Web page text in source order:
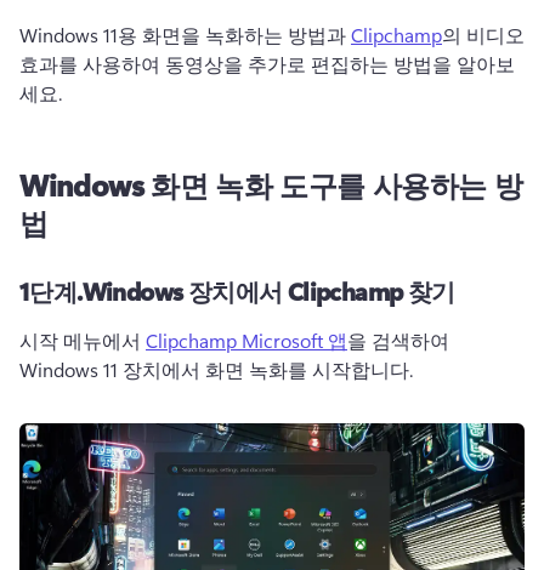
Windows 11용 화면을 녹화하는 방법과 Clipchamp의 비디오
효과를 사용하여 동영상을 추가로 편집하는 방법을 알아보
세요.
Windows 화면 녹화 도구를 사용하는 방
법
1단계.Windows 장치에서 Clipchamp 찾기
시작 메뉴에서 Clipchamp Microsoft 앱을 검색하여
Windows 11 장치에서 화면 녹화를 시작합니다.